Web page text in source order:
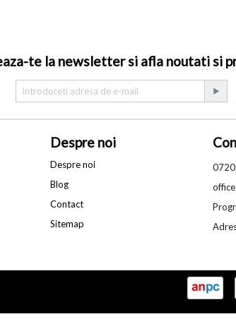
te la newsletter si afla noutati si
Despre noi
Despre noi
Blog
Contact
Sitemap